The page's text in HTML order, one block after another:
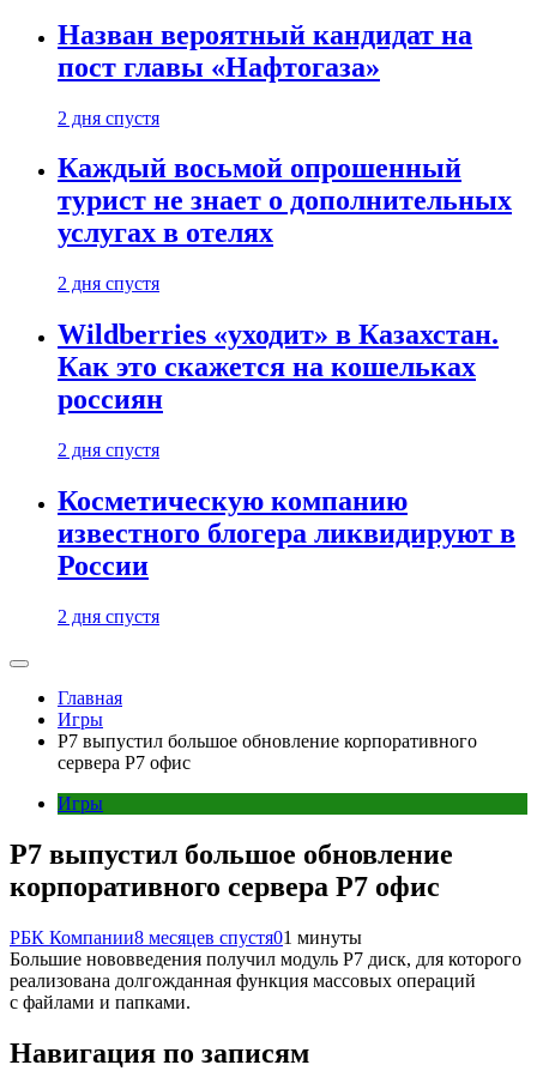
Назван вероятный кандидат на
пост главы «Нафтогаза»
2 дня спустя
Каждый восьмой опрошенный
турист не знает о дополнительных
услугах в отелях
2 дня спустя
Wildberries «уходит» в Казахстан.
Как это скажется на кошельках
россиян
2 дня спустя
Косметическую компанию
известного блогера ликвидируют в
России
2 дня спустя
Главная
Игры
Р7 выпустил большое обновление корпоративного
сервера Р7 офис
Игры
Р7 выпустил большое обновление
корпоративного сервера Р7 офис
РБК Компании8 месяцев спустя01 минуты
Большие нововведения получил модуль Р7 диск, для которого
реализована долгожданная функция массовых операций
с файлами и папками.
Навигация по записям